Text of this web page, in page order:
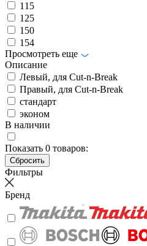
115
125
150
154
Просмотреть еще
Описание
Левый, для Cut-n-Break
Правый, для Cut-n-Break
стандарт
эконом
В наличии
Показать 0 товаров:
Фильтры
Бренд